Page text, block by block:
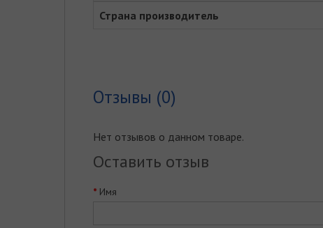
Страна производитель
Отзывы (0)
Нет отзывов о данном товаре.
Оставить отзыв
Имя